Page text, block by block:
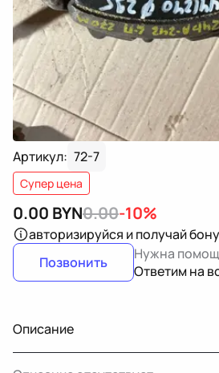
Артикул: 72-7
Супер цена
0.00 BYN0.00-10%
авторизируйся и получай
Позвонить
Нужна
Ответим на
Описание